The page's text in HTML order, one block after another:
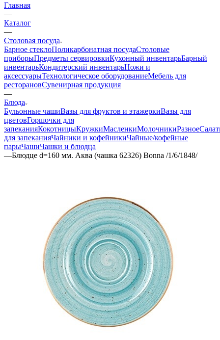
Главная
—
Каталог
—
Столовая посуда
Барное стеклоПоликарбонатная посудаСтоловые
приборыПредметы сервировкиКухонный инвентарьБарный
инвентарьКондитерский инвентарьНожи и
аксессуарыТехнологическое оборудованиеМебель для
ресторановСувенирная продукция
—
Блюда
Бульонные чашиВазы для фруктов и этажеркиВазы для
цветовГоршочки для
запеканияКокотницыКружкиМасленкиМолочникиРазное
для запеканияЧайники и кофейникиЧайные/кофейные
парыЧашиЧашки и блюдца
—Блюдце d=160 мм. Аква (чашка 62326) Bonna /1/6/1848/